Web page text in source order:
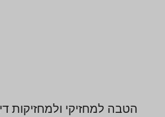
הטבה למחזיקי ולמחזיקות